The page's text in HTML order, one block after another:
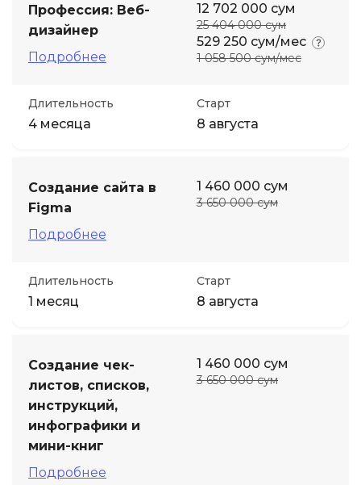
Профессия: Веб-
дизайнер
Подробнее
12 702 000 сум
25 404 000 сум
529 250 сум/мес
1 058 500 сум/мес
Длительность
4 месяца
Старт
8 августа
Создание сайта в
Figma
Подробнее
1 460 000 сум
3 650 000 сум
Длительность
1 месяц
Старт
8 августа
Создание чек-
листов, списков,
инструкций,
инфографики и
мини-книг
Подробнее
1 460 000 сум
3 650 000 сум